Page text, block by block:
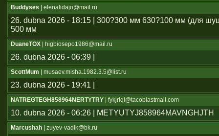
Buddyses | elenalidajo@mail.ru
26. dubna 2026 - 18:15 | 300?300 мм 630?100 мм (для
500 мм
DuaneTOX | higbiosepo1986@mail.ru
26. dubna 2026 - 06:39 |
ScottMum | musaev.misha.1982.3.5@list.ru
23. dubna 2026 - 19:41 |
NATREGTEGH858964NERTYTRY | fykjrlql@tacoblastmail.com
10. dubna 2026 - 06:26 | METYUTYJ858964MAVNGHJTH
Marcushah | zuyev-vadik@bk.ru